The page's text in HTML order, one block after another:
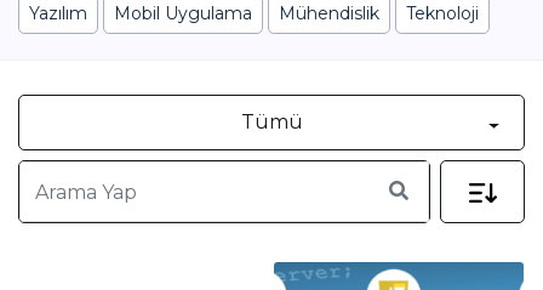
Yazılım Mobil Uygulama Mühendislik Teknoloji
Tümü